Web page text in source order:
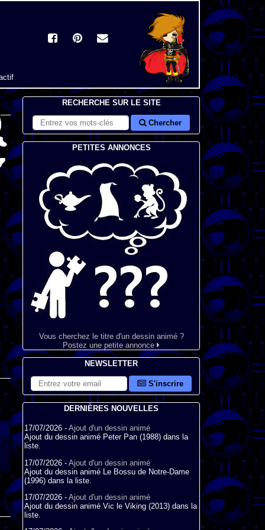
RECHERCHE SUR LE SITE
Chercher
PETITES ANNONCES
Vous cherchez le titre d'un dessin animé ?
Postez une petite annonce
NEWSLETTER
S'inscrire
DERNIÈRES NOUVELLES
17/07/2026 - Ajout d'un dessin animé
Ajout du dessin animé Peter Pan (1988) dans la
liste.
17/07/2026 - Ajout d'un dessin animé
Ajout du dessin animé Le Bossu de Notre-Dame
(1996) dans la liste.
17/07/2026 - Ajout d'un dessin animé
Ajout du dessin animé Vic le Viking (2013) dans la
liste.